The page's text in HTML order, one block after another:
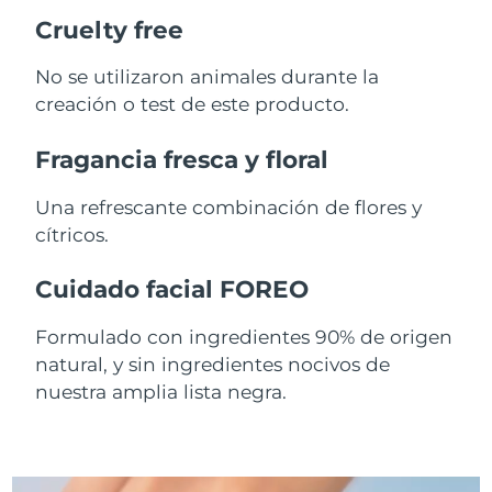
Cruelty free
No se utilizaron animales durante la
creación o test de este producto.
Fragancia fresca y floral
Una refrescante combinación de flores y
cítricos.
Cuidado facial FOREO
Formulado con ingredientes 90% de origen
natural, y sin ingredientes nocivos de
nuestra amplia lista negra.
Singapur
Eslovaquia Entrega prevista
Sudáfrica Entrega prevista
Corea del Sur 8/12/26
España
Suecia Entrega prevista 8/10/26
Suiza
Tailandia Entrega prevista8/14/26